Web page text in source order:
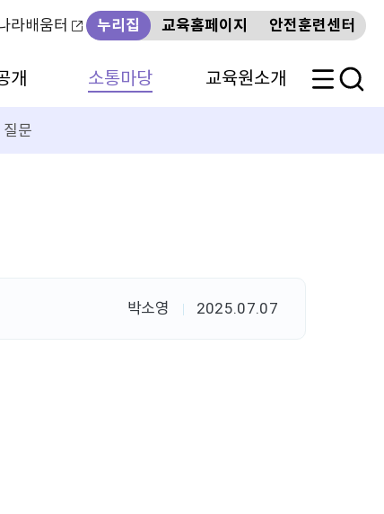
라배움터 누리집 교육홈페이지 안전훈련센터
개 소통마당
문
교육원소개
박소영 2025.07.07